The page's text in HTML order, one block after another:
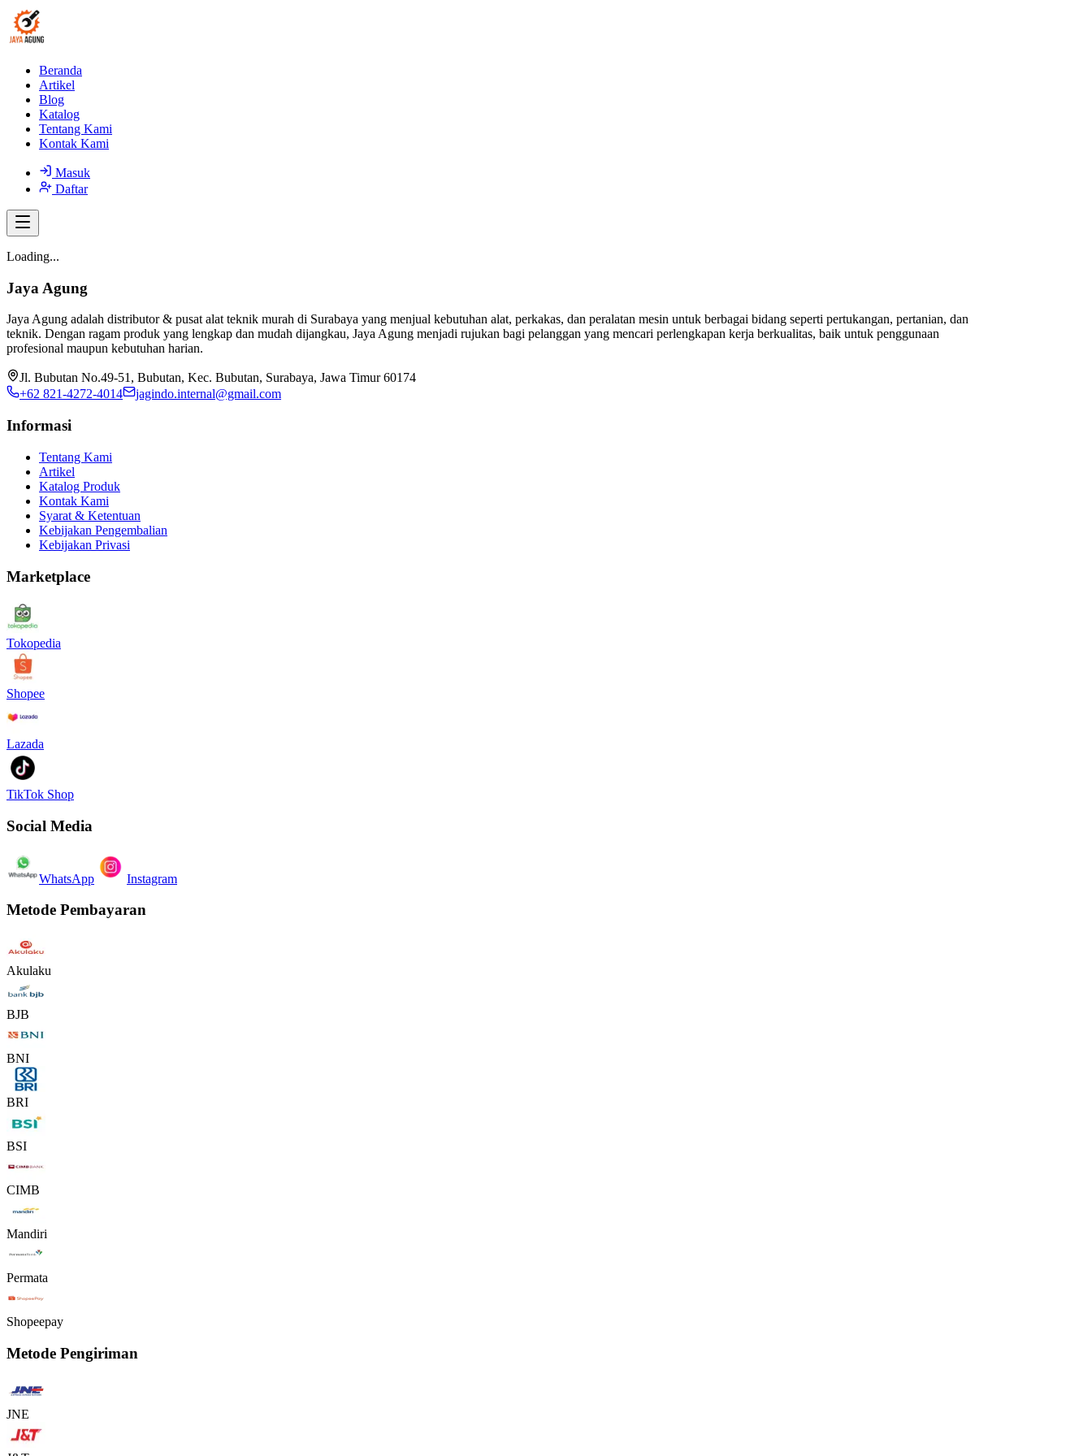
Beranda
Artikel
Blog
Katalog
Tentang Kami
Kontak Kami
Masuk
Daftar
Loading...
Jaya Agung
Jaya Agung adalah distributor & pusat alat teknik murah di Surabaya yang menjual kebutuhan alat, perkakas, dan peralatan mesin untuk berbagai bidang seperti pertukangan, pertanian, dan
teknik. Dengan ragam produk yang lengkap dan mudah dijangkau, Jaya Agung menjadi rujukan bagi pelanggan yang mencari perlengkapan kerja berkualitas, baik untuk penggunaan
profesional maupun kebutuhan harian.
Jl. Bubutan No.49-51, Bubutan, Kec. Bubutan, Surabaya, Jawa Timur 60174
+62 821-4272-4014
jagindo.internal@gmail.com
Informasi
Tentang Kami
Artikel
Katalog Produk
Kontak Kami
Syarat & Ketentuan
Kebijakan Pengembalian
Kebijakan Privasi
Marketplace
Tokopedia
Shopee
Lazada
TikTok Shop
Social Media
WhatsApp Instagram
Metode Pembayaran
Akulaku
BJB
BNI
BRI
BSI
CIMB
Mandiri
Permata
Shopeepay
Metode Pengiriman
JNE